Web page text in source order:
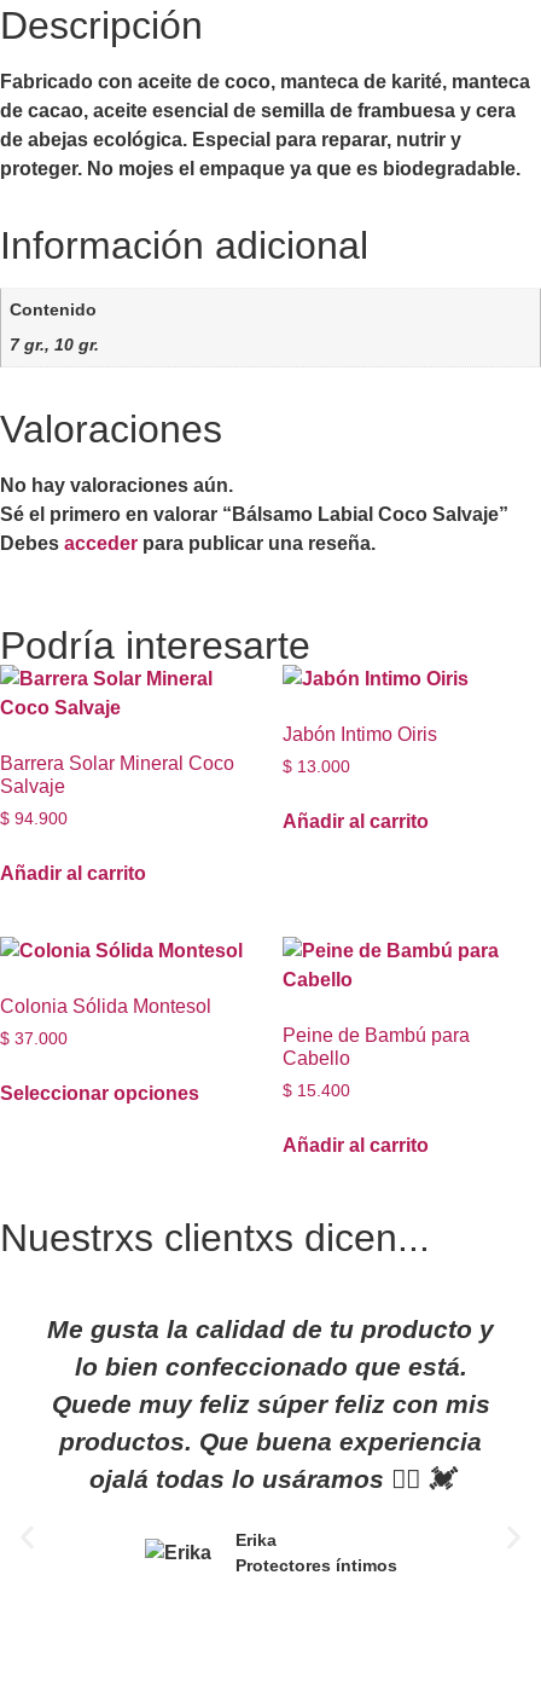
Descripción
Fabricado con aceite de coco, manteca de karité, manteca
de cacao, aceite esencial de semilla de frambuesa y cera
de abejas ecológica. Especial para reparar, nutrir y
proteger. No mojes el empaque ya que es biodegradable.
Información adicional
Contenido
7 gr., 10 gr.
Valoraciones
No hay valoraciones aún.
Sé el primero en valorar “Bálsamo Labial Coco Salvaje”
Debes acceder para publicar una reseña.
Podría interesarte
Barrera Solar Mineral Coco
Salvaje
$ 94.900
Añadir al carrito
Jabón Intimo Oiris
$ 13.000
Añadir al carrito
Colonia Sólida Montesol
$ 37.000
Seleccionar opciones
Peine de Bambú para
Cabello
$ 15.400
Añadir al carrito
Nuestrxs clientxs dicen...
Me gusta la calidad de tu producto y
lo bien confeccionado que está.
Quede muy feliz súper feliz con mis
productos. Que buena experiencia
ojalá todas lo usáramos 👯‍♀️ 💓
Erika
Protectores íntimos